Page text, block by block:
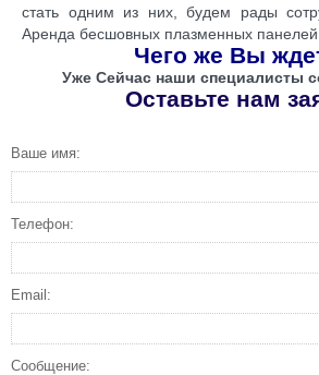
стать одним из них, будем рады
Аренда бесшовных плазменных панелей
Чего же Вы
Уже Сейчас наши специалисты
Оставьте нам
Ваше имя:
Телефон:
Email:
Сообщение: